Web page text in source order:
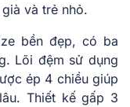
và trẻ nhỏ.
bền đẹp, có ba
Lõi đệm sử dụng
ép 4 chiều giúp
Thiết kế gấp 3